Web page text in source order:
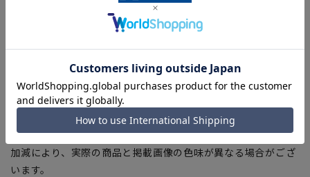
■ゆとり感には個人差があります。サイズ表を確認の上、ご購
入の目安としてご利用ください。
■生地や仕様・デザインにより、着用感や実際のサイズ表に若
干の誤差が生じる場合がございます。予めご了承ください。
■サイズスペックは仕上がりサイズを記載しております。一
部、商品現物におすすめサイズ(ヌードサイズ)を記載している
商品もございます。
■ブラウザやお使いのモニター環境、また撮影時の室内外の光
加減により、実際の商品と掲載画像の色味が異なる場合がござ
います。